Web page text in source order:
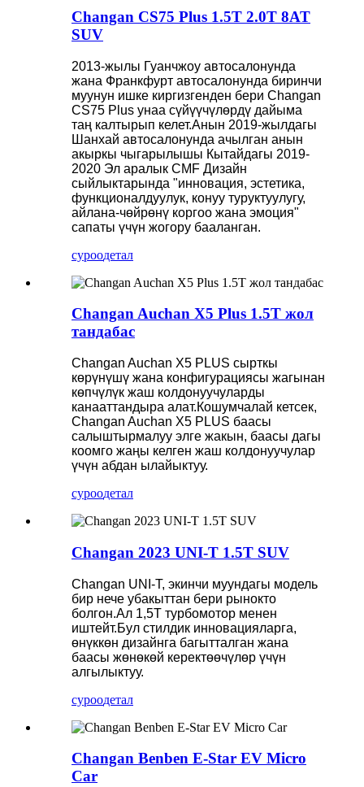
Changan CS75 Plus 1.5T 2.0T 8AT
SUV
2013-жылы Гуанчжоу автосалонунда
жана Франкфурт автосалонунда биринчи
муунун ишке киргизгенден бери Changan
CS75 Plus унаа сүйүүчүлөрдү дайыма
таң калтырып келет.Анын 2019-жылдагы
Шанхай автосалонунда ачылган анын
акыркы чыгарылышы Кытайдагы 2019-
2020 Эл аралык CMF Дизайн
сыйлыктарында "инновация, эстетика,
функционалдуулук, конуу туруктуулугу,
айлана-чөйрөнү коргоо жана эмоция"
сапаты үчүн жогору бааланган.
суроодетал
Changan Auchan X5 Plus 1.5T жол
тандабас
Changan Auchan X5 PLUS сырткы
көрүнүшү жана конфигурациясы жагынан
көпчүлүк жаш колдонуучуларды
канааттандыра алат.Кошумчалай кетсек,
Changan Auchan X5 PLUS баасы
салыштырмалуу элге жакын, баасы дагы
коомго жаңы келген жаш колдонуучулар
үчүн абдан ылайыктуу.
суроодетал
Changan 2023 UNI-T 1.5T SUV
Changan UNI-T, экинчи муундагы модель
бир нече убакыттан бери рынокто
болгон.Ал 1,5Т турбомотор менен
иштейт.Бул стилдик инновацияларга,
өнүккөн дизайнга багытталган жана
баасы жөнөкөй керектөөчүлөр үчүн
алгылыктуу.
суроодетал
Changan Benben E-Star EV Micro
Car